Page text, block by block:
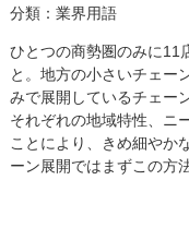
分類：業界用語
ひとつの商勢圏のみに11
と。地方の小さいチェー
みで展開しているチェー
それぞれの地域特性、ニ
ことにより、きめ細やか
ーン展開ではまずこの方